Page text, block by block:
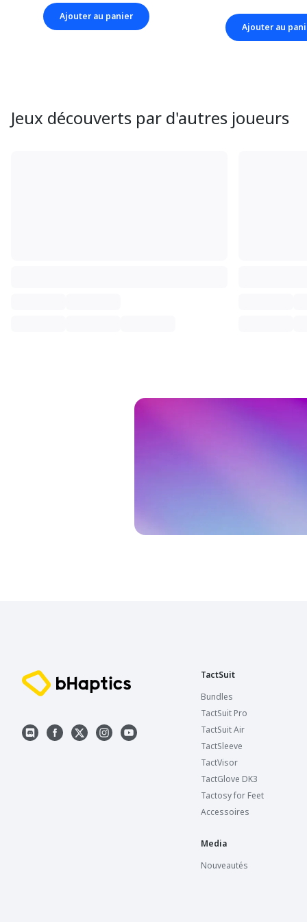
Ajouter au panier
Ajouter au
Jeux découverts par d'autres joueurs
TactSuit
Bundles
TactSuit Pro
TactSuit Air
TactSleeve
TactVisor
TactGlove DK3
Tactosy for Feet
Accessoires
Media
Nouveautés